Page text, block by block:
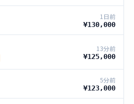
1日前
¥130,000
13分前
¥125,000
5分前
¥123,000